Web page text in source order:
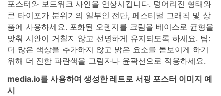
포스터와 보드워크 사인을 연상시킵니다. 덩어리진 형태와
큰 타이포가 분위기의 일부인 전단, 페스티벌 그래픽 및 상
품에 사용하세요. 포화된 오렌지를 크림을 베이스로 균형을
맞춰 시안이 거칠지 않고 선명하게 유지되도록 하세요. 팁:
더 많은 색상을 추가하지 않고 밝은 요소를 돋보이게 하기
위해 더 진한 파란색을 그림자나 윤곽선으로 적용하세요.
media.io를 사용하여 생성한 레트로 서핑 포스터 이미지 예
시